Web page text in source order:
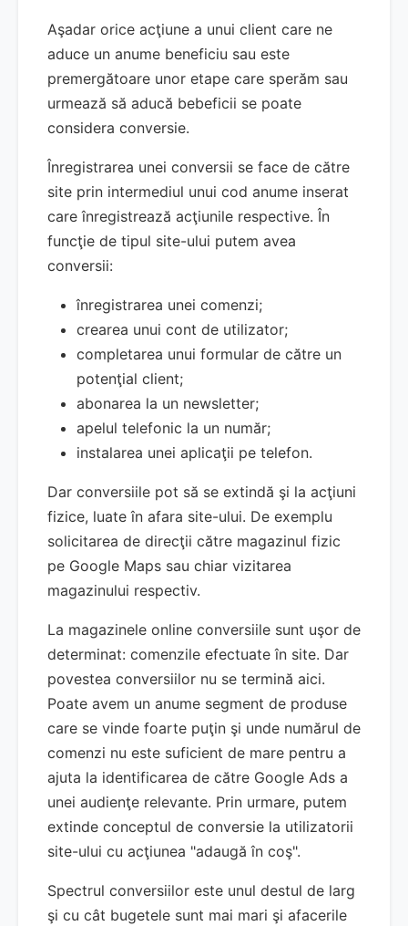
Aşadar orice acţiune a unui client care ne
aduce un anume beneficiu sau este
premergătoare unor etape care sperăm sau
urmează să aducă bebeficii se poate
considera conversie.
Înregistrarea unei conversii se face de către
site prin intermediul unui cod anume inserat
care înregistrează acţiunile respective. În
funcţie de tipul site-ului putem avea
conversii:
înregistrarea unei comenzi;
crearea unui cont de utilizator;
completarea unui formular de către un
potenţial client;
abonarea la un newsletter;
apelul telefonic la un număr;
instalarea unei aplicaţii pe telefon.
Dar conversiile pot să se extindă şi la acţiuni
fizice, luate în afara site-ului. De exemplu
solicitarea de direcţii către magazinul fizic
pe Google Maps sau chiar vizitarea
magazinului respectiv.
La magazinele online conversiile sunt uşor de
determinat: comenzile efectuate în site. Dar
povestea conversiilor nu se termină aici.
Poate avem un anume segment de produse
care se vinde foarte puţin şi unde numărul de
comenzi nu este suficient de mare pentru a
ajuta la identificarea de către Google Ads a
unei audienţe relevante. Prin urmare, putem
extinde conceptul de conversie la utilizatorii
site-ului cu acţiunea "adaugă în coş".
Spectrul conversiilor este unul destul de larg
şi cu cât bugetele sunt mai mari şi afacerile